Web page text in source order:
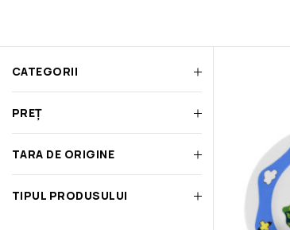
CATEGORII
PREȚ
TARA DE ORIGINE
TIPUL PRODUSULUI